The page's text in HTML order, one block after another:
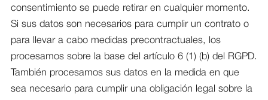
consentimiento se puede retirar en cualquier momento.
Si sus datos son necesarios para cumplir un contrato o
para llevar a cabo medidas precontractuales, los
procesamos sobre la base del artículo 6 (1) (b) del RGPD.
También procesamos sus datos en la medida en que
sea necesario para cumplir una obligación legal sobre la